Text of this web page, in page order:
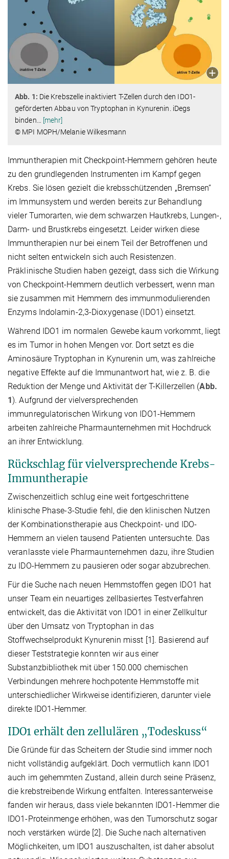
Abb. 1: Die Krebszelle inaktiviert T-Zellen durch den IDO1-
geförderten Abbau von Tryptophan in Kynurenin. iDegs
binden
[mehr]
© MPI MOPH/Melanie Wilkesmann
Immuntherapien mit Checkpoint-Hemmern gehören heute
zu den grundlegenden Instrumenten im Kampf gegen
Krebs. Sie lösen gezielt die krebsschützenden „Bremsen“
im Immunsystem und werden bereits zur Behandlung
vieler Tumorarten, wie dem schwarzen Hautkrebs, Lungen-,
Darm- und Brustkrebs eingesetzt. Leider wirken diese
Immuntherapien nur bei einem Teil der Betroffenen und
nicht selten entwickeln sich auch Resistenzen.
Präklinische Studien haben gezeigt, dass sich die Wirkung
von Checkpoint-Hemmern deutlich verbessert, wenn man
sie zusammen mit Hemmern des immunmodulierenden
Enzyms Indolamin-2,3-Dioxygenase (IDO1) einsetzt.
Während IDO1 im normalen Gewebe kaum vorkommt, liegt
es im Tumor in hohen Mengen vor. Dort setzt es die
Aminosäure Tryptophan in Kynurenin um, was zahlreiche
negative Effekte auf die Immunantwort hat, wie z. B. die
Reduktion der Menge und Aktivität der T-Killerzellen (Abb.
1). Aufgrund der vielversprechenden
immunregulatorischen Wirkung von IDO1-Hemmern
arbeiten zahlreiche Pharmaunternehmen mit Hochdruck
an ihrer Entwicklung.
Rückschlag für vielversprechende Krebs-
Immuntherapie
Zwischenzeitlich schlug eine weit fortgeschrittene
klinische Phase-3-Studie fehl, die den klinischen Nutzen
der Kombinationstherapie aus Checkpoint- und IDO-
Hemmern an vielen tausend Patienten untersuchte. Das
veranlasste viele Pharmaunternehmen dazu, ihre Studien
zu IDO-Hemmern zu pausieren oder sogar abzubrechen.
Für die Suche nach neuen Hemmstoffen gegen IDO1 hat
unser Team ein neuartiges zellbasiertes Testverfahren
entwickelt, das die Aktivität von IDO1 in einer Zellkultur
über den Umsatz von Tryptophan in das
Stoffwechselprodukt Kynurenin misst [1]. Basierend auf
dieser Teststrategie konnten wir aus einer
Substanzbibliothek mit über 150.000 chemischen
Verbindungen mehrere hochpotente Hemmstoffe mit
unterschiedlicher Wirkweise identifizieren, darunter viele
direkte IDO1-Hemmer.
IDO1 erhält den zellulären „Todeskuss“
Die Gründe für das Scheitern der Studie sind immer noch
nicht vollständig aufgeklärt. Doch vermutlich kann IDO1
auch im gehemmten Zustand, allein durch seine Präsenz,
die krebstreibende Wirkung entfalten. Interessanterweise
fanden wir heraus, dass viele bekannten IDO1-Hemmer die
IDO1-Proteinmenge erhöhen, was den Tumorschutz sogar
noch verstärken würde [2]. Die Suche nach alternativen
Möglichkeiten, um IDO1 auszuschalten, ist daher absolut